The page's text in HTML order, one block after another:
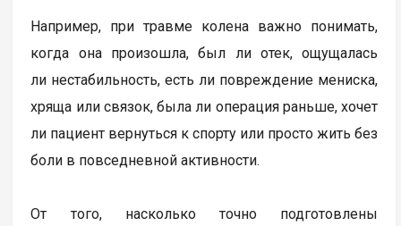
Например, при травме колена важно понимать,
когда она произошла, был ли отек, ощущалась
ли нестабильность, есть ли повреждение мениска,
хряща или связок, была ли операция раньше, хочет
ли пациент вернуться к спорту или просто жить без
боли в повседневной активности.
От того, насколько точно подготовлены